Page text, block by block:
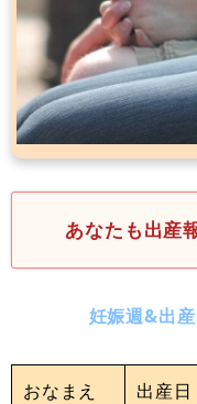
あなたも出産
妊娠週&出
おなまえ 出産日